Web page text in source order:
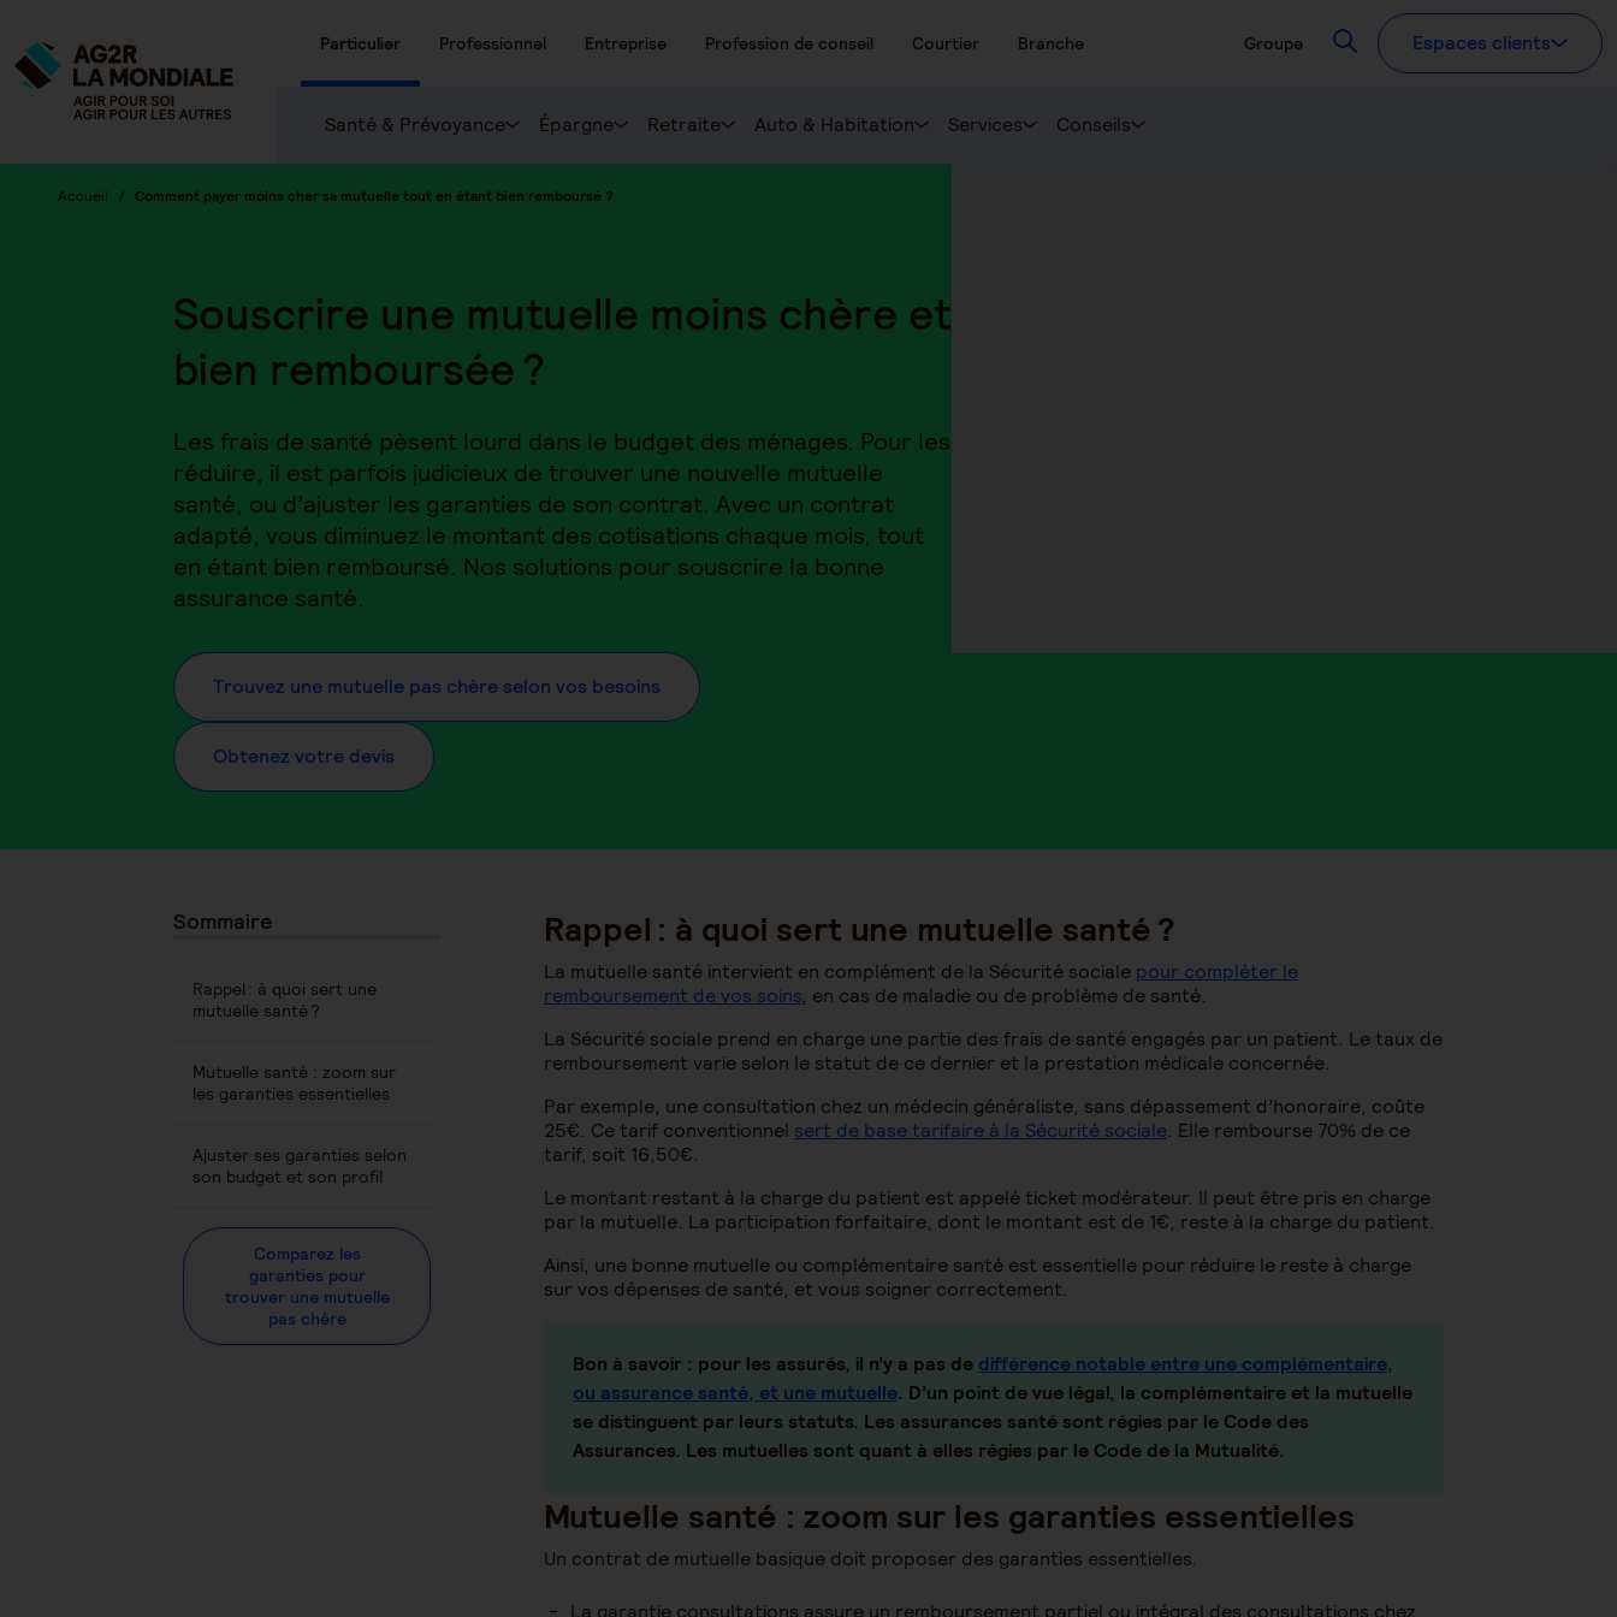
Particulier Professionnel Entreprise Profession de conseil Courtier Branche Groupe RecherchezEspaces clients
Santé & Prévoyance Épargne Retraite Auto & Habitation Services Conseils
Accueil Comment payer moins cher sa mutuelle tout en étant bien remboursé ?
Souscrire une mutuelle moins chère et
bien remboursée ?
Les frais de santé pèsent lourd dans le budget des ménages. Pour les
réduire, il est parfois judicieux de trouver une nouvelle mutuelle
santé, ou d’ajuster les garanties de son contrat. Avec un contrat
adapté, vous diminuez le montant des cotisations chaque mois, tout
en étant bien remboursé. Nos solutions pour souscrire la bonne
assurance santé.
Trouvez une mutuelle pas chère selon vos besoins
Obtenez votre devis
Sommaire
Rappel : à quoi sert une
mutuelle santé ?
Mutuelle santé : zoom sur
les garanties essentielles
Ajuster ses garanties selon
son budget et son profil
Comparez les
garanties pour
trouver une mutuelle
pas chère
Rappel : à quoi sert une mutuelle santé ?
La mutuelle santé intervient en complément de la Sécurité sociale pour compléter le
remboursement de vos soins, en cas de maladie ou de problème de santé.
La Sécurité sociale prend en charge une partie des frais de santé engagés par un patient. Le taux de
remboursement varie selon le statut de ce dernier et la prestation médicale concernée.
Par exemple, une consultation chez un médecin généraliste, sans dépassement d’honoraire, coûte
25€. Ce tarif conventionnel sert de base tarifaire à la Sécurité sociale. Elle rembourse 70% de ce
tarif, soit 16,50€.
Le montant restant à la charge du patient est appelé ticket modérateur. Il peut être pris en charge
par la mutuelle. La participation forfaitaire, dont le montant est de 1€, reste à la charge du patient.
Ainsi, une bonne mutuelle ou complémentaire santé est essentielle pour réduire le reste à charge
sur vos dépenses de santé, et vous soigner correctement.
Bon à savoir : pour les assurés, il n’y a pas de différence notable entre une complémentaire,
ou assurance santé, et une mutuelle. D’un point de vue légal, la complémentaire et la mutuelle
se distinguent par leurs statuts. Les assurances santé sont régies par le Code des
Assurances. Les mutuelles sont quant à elles régies par le Code de la Mutualité.
Mutuelle santé : zoom sur les garanties essentielles
Un contrat de mutuelle basique doit proposer des garanties essentielles.
La garantie consultations assure un remboursement partiel ou intégral des consultations chez